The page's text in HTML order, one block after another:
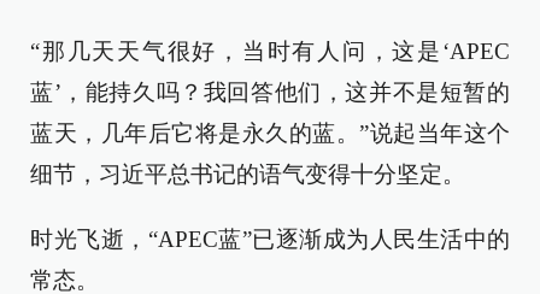
“那几天天气很好，当时有人问，这是‘APEC
蓝’，能持久吗？我回答他们，这并不是短暂的
蓝天，几年后它将是永久的蓝。”说起当年这个
细节，习近平总书记的语气变得十分坚定。
时光飞逝，“APEC蓝”已逐渐成为人民生活中的
常态。